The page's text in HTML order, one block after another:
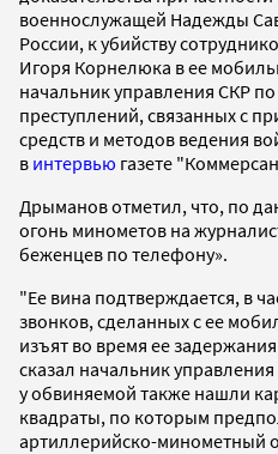
военнослужащей Надежды
России, к убийству
Игоря Корнелюка в ее
начальник управления СКР
преступлений, связанных с
средств и методов ведения
в интервью газете
Дрыманов отметил, что, по
огонь минометов на
беженцев по телефону».
"Ее вина подтверждается, в
звонков, сделанных с ее
изъят во время ее
сказал начальник
у обвиняемой также нашли
квадраты, по которым
артиллерийско-минометный